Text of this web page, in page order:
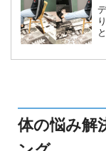
体の悩み解